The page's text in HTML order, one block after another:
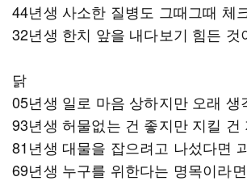
44년생 사소한 질병도 그때그때 체
32년생 한치 앞을 내다보기 힘든
닭
05년생 일로 마음 상하지만 오래
93년생 허물없는 건 좋지만 지킬 건
81년생 대물을 잡으려고 나섰다면
69년생 누구를 위한다는 명목이라